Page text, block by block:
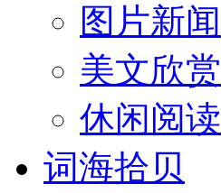
图片新闻
美文欣赏
休闲阅读
词海拾贝